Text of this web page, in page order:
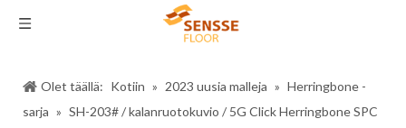
Olet täällä: Kotiin » 2023 uusia malleja » Herringbone -
sarja » SH-203# / kalanruotokuvio / 5G Click Herringbone SPC